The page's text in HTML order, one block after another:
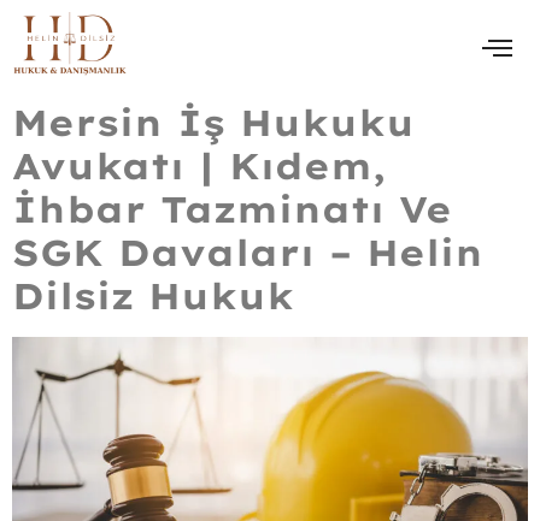
Mersin İş Hukuku
Avukatı | Kıdem,
İhbar Tazminatı Ve
SGK Davaları – Helin
Dilsiz Hukuk